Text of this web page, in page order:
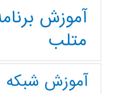
آموزش
متلب
آموزش